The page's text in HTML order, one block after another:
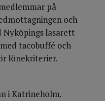
på
och
Nyköpings lasarett
tacobuffé och
lönekriterier.
i Katrineholm.